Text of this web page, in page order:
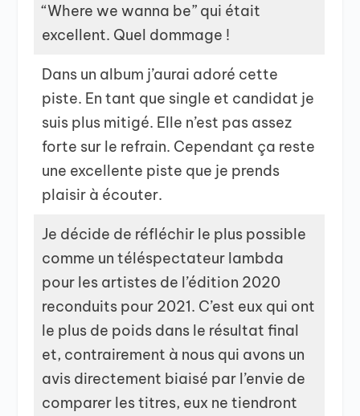
“Where we wanna be” qui était
excellent. Quel dommage !
Dans un album j’aurai adoré cette
piste. En tant que single et candidat je
suis plus mitigé. Elle n’est pas assez
forte sur le refrain. Cependant ça reste
une excellente piste que je prends
plaisir à écouter.
Je décide de réfléchir le plus possible
comme un téléspectateur lambda
pour les artistes de l’édition 2020
reconduits pour 2021. C’est eux qui ont
le plus de poids dans le résultat final
et, contrairement à nous qui avons un
avis directement biaisé par l’envie de
comparer les titres, eux ne tiendront